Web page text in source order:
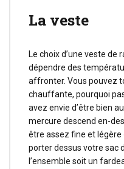
La veste
Le choix d’une veste de
dépendre des
affronter. Vous pouvez
chauffante, pourquoi
avez envie d’être bien
mercure descend en-
être assez fine et
porter dessus votre sac
l’ensemble soit un